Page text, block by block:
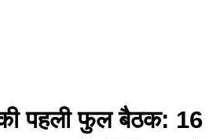
पहली फुल बैठक: 16